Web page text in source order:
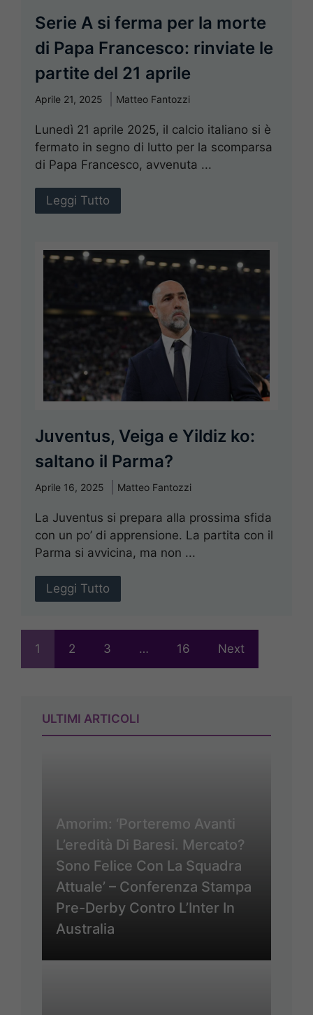
Serie A si ferma per la morte
di Papa Francesco: rinviate le
partite del 21 aprile
Aprile 21, 2025 Matteo Fantozzi
Lunedì 21 aprile 2025, il calcio italiano si è
fermato in segno di lutto per la scomparsa
di Papa Francesco, avvenuta ...
Leggi Tutto
Juventus, Veiga e Yildiz ko:
saltano il Parma?
Aprile 16, 2025 Matteo Fantozzi
La Juventus si prepara alla prossima sfida
con un po’ di apprensione. La partita con il
Parma si avvicina, ma non ...
Leggi Tutto
1 2 3 … 16 Next
ULTIMI ARTICOLI
Amorim: ‘Porteremo Avanti
L’eredità Di Baresi. Mercato?
Sono Felice Con La Squadra
Attuale’ – Conferenza Stampa
Pre-Derby Contro L’Inter In
Australia